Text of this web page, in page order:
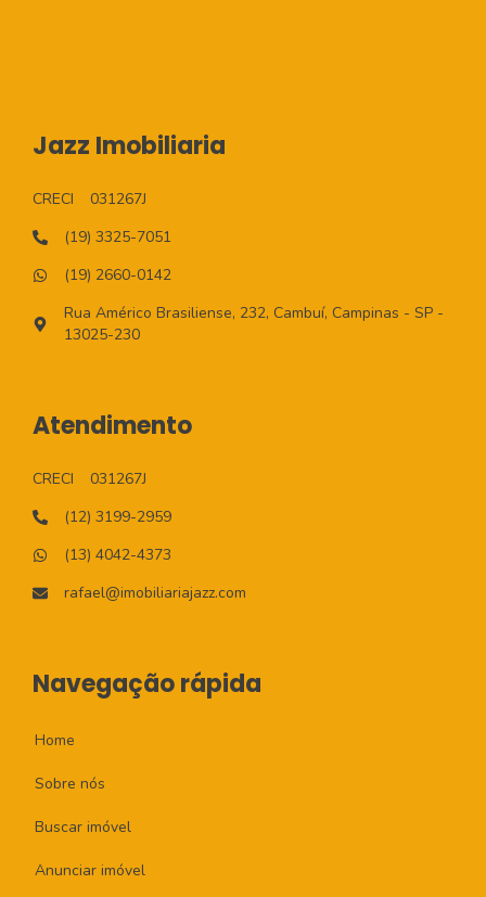
Jazz Imobiliaria
CRECI
031267J
(19) 3325-7051
(19) 2660-0142
Rua Américo Brasiliense, 232, Cambuí, Campinas - SP -
13025-230
Atendimento
CRECI
031267J
(12) 3199-2959
(13) 4042-4373
rafael@imobiliariajazz.com
Navegação rápida
Home
Sobre nós
Buscar imóvel
Anunciar imóvel